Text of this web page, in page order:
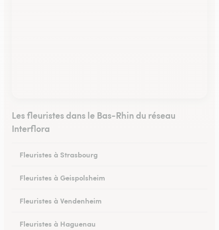
Les fleuristes dans le Bas-Rhin du réseau
Interflora
Fleuristes à Strasbourg
Fleuristes à Geispolsheim
Fleuristes à Vendenheim
Fleuristes à Haguenau